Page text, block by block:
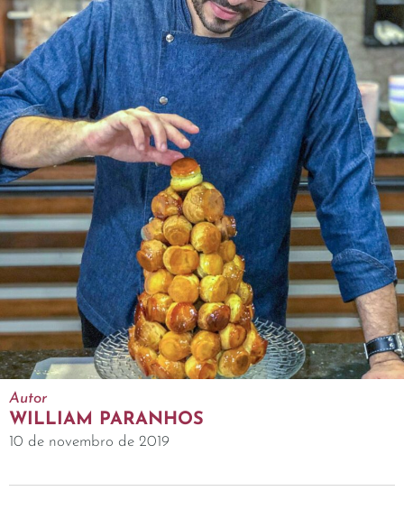
Autor
WILLIAM PARANHOS
10 de novembro de 2019